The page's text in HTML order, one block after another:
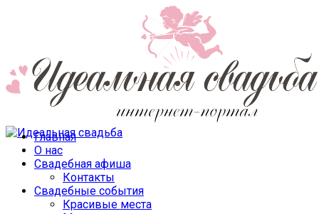
Главная
О нас
Свадебная афиша
Контакты
Свадебные события
Красивые места